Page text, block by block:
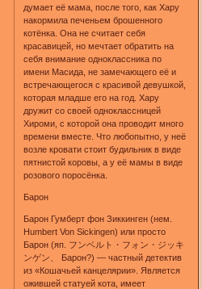
думает её мама, после того, как Хару
накормила печеньем брошенного
котёнка. Она не считает себя
красавицей, но мечтает обратить на
себя внимание одноклассника по
имени Масида, не замечающего её и
встречающегося с красивой девушкой,
которая младше его на год. Хару
дружит со своей одноклассницей
Хироми, с которой она проводит много
времени вместе. Что любопытно, у неё
возле кровати стоит будильник в виде
пятнистой коровы, а у её мамы в виде
розового поросёнка.
Барон
Барон Гумберт фон Зиккинген (нем.
Humbert Von Sickingen) или просто
Барон (яп. フンベルト・フォン・ジッキ
ンゲン、 Барон?) — частный детектив
из «Кошачьей канцелярии». Является
ожившей статуей кота, имеет